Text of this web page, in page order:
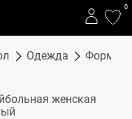
0
Одежда Форма
женская